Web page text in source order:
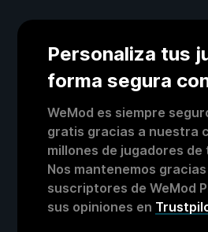
Personaliza tus
forma segura
WeMod es siempre
gratis gracias a nuestra
millones de jugadores de
Nos mantenemos
suscriptores de WeMod
sus opiniones en